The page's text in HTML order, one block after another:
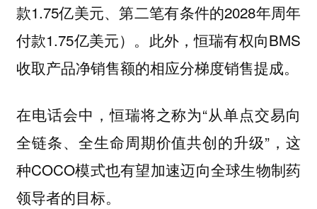
款1.75亿美元、第二笔有条件的2028年周年
付款1.75亿美元）。此外，恒瑞有权向BMS
收取产品净销售额的相应分梯度销售提成。
在电话会中，恒瑞将之称为“从单点交易向
全链条、全生命周期价值共创的升级”，这
种COCO模式也有望加速迈向全球生物制药
领导者的目标。